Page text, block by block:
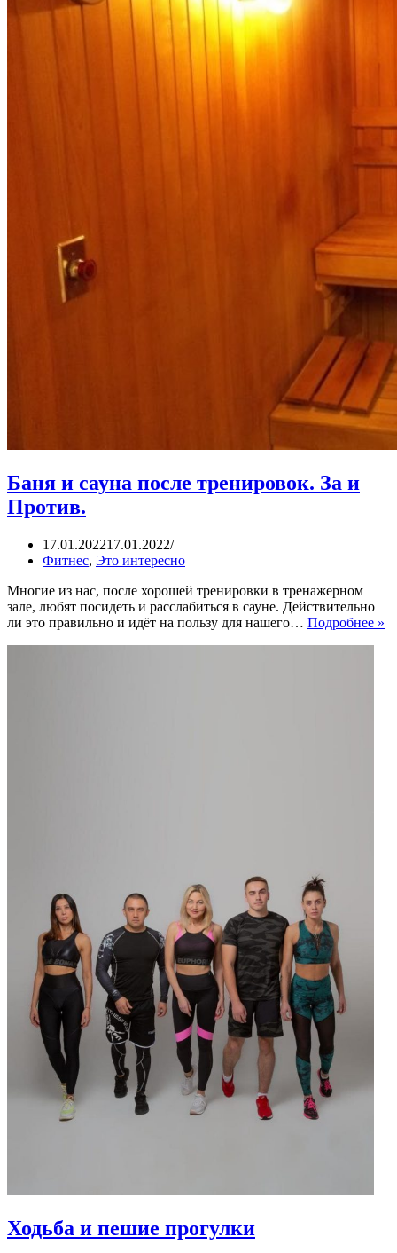
Баня и сауна после тренировок. За и
Против.
17.01.202217.01.2022
Фитнес, Это интересно
Многие из нас, после хорошей тренировки в тренажерном
зале, любят посидеть и расслабиться в сауне. Действительно
ли это правильно и идёт на пользу для нашего… Подробнее »
Ходьба и пешие прогулки